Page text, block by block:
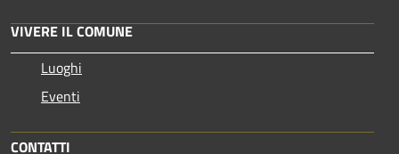
VIVERE IL COMUNE
Luoghi
Eventi
CONTATTI